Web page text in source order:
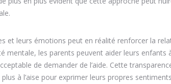
et leurs émotions peut en réalité renforcer la
mentale, les parents peuvent aider leurs enfants
de demander de l’aide. Cette
à l’aise pour exprimer leurs propres